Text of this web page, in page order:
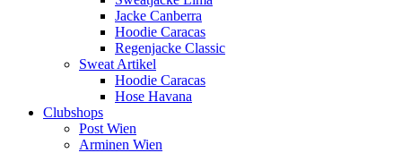
Jacke Canberra
Hoodie Caracas
Regenjacke Classic
Sweat Artikel
Hoodie Caracas
Hose Havana
Clubshops
Post Wien
Arminen Wien